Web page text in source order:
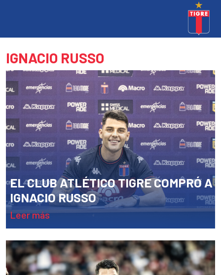
IGNACIO RUSSO
EL CLUB ATLÉTICO TIGRE COMPRÓ A
IGNACIO RUSSO
leer más